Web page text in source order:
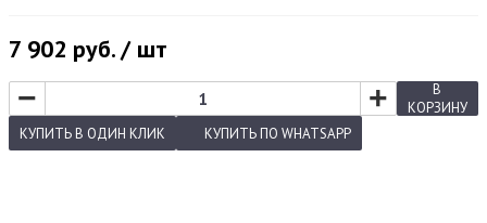
7 902 руб. / шт
− +
В
КОРЗИНУ
КУПИТЬ В ОДИН КЛИК КУПИТЬ ПО WHATSAPP